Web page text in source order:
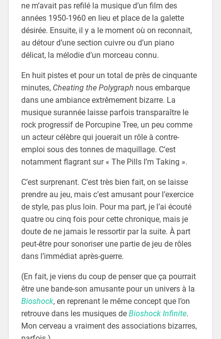
ne m’avait pas refilé la musique d’un film des
années 1950-1960 en lieu et place de la galette
désirée. Ensuite, il y a le moment où on reconnait,
au détour d’une section cuivre ou d’un piano
délicat, la mélodie d’un morceau connu.
En huit pistes et pour un total de près de cinquante
minutes, Cheating the Polygraph nous embarque
dans une ambiance extrêmement bizarre. La
musique surannée laisse parfois transparaître le
rock progressif de Porcupine Tree, un peu comme
un acteur célèbre qui jouerait un rôle à contre-
emploi sous des tonnes de maquillage. C’est
notamment flagrant sur « The Pills I’m Taking ».
C’est surprenant. C’est très bien fait, on se laisse
prendre au jeu, mais c’est amusant pour l’exercice
de style, pas plus loin. Pour ma part, je l’ai écouté
quatre ou cinq fois pour cette chronique, mais je
doute de ne jamais le ressortir par la suite. À part
peut-être pour sonoriser une partie de jeu de rôles
dans l’immédiat après-guerre.
(En fait, je viens du coup de penser que ça pourrait
être une bande-son amusante pour un univers à la
Bioshock, en reprenant le même concept que l’on
retrouve dans les musiques de Bioshock Infinite.
Mon cerveau a vraiment des associations bizarres,